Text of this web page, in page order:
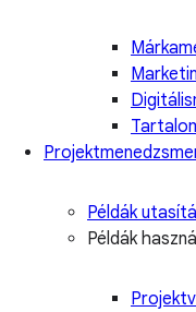
Példák
Példák